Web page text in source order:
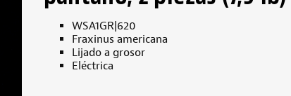
WSA1GR|620
Fraxinus americana
Lijado a grosor
Eléctrica